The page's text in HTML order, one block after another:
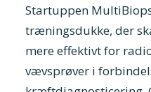
Startuppen
træningsdukke, der
mere effektivt for
vævsprøver i